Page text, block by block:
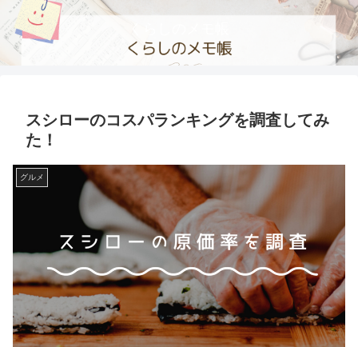
スシローのコスパランキングを調査してみ
た！
グルメ